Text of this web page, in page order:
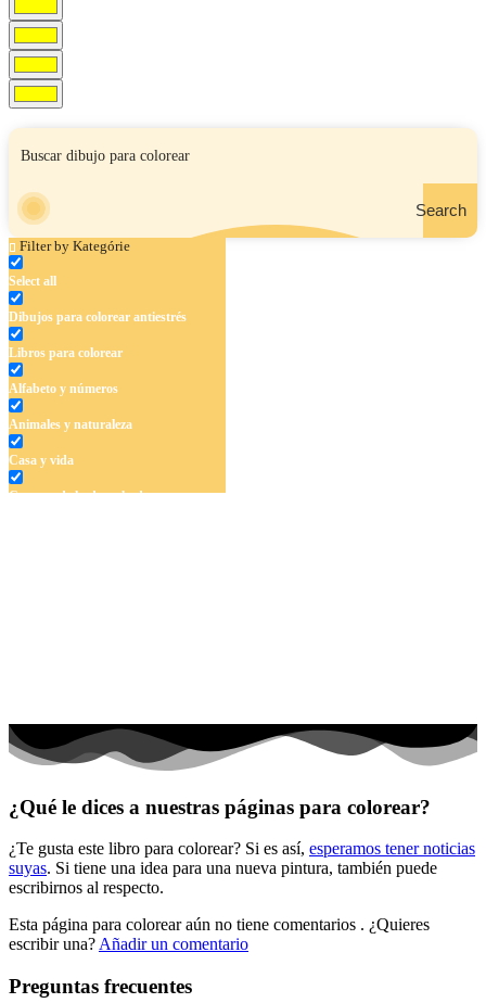
Search
Filter by Kategórie
Select all
Dibujos para colorear antiestrés
Libros para colorear
Alfabeto y números
Animales y naturaleza
Casa y vida
Cuentos de hadas y hadas
Halloween y otoño
Mandalas
Música e instrumentos musicales
Peluches y caballos
Primavera y pascua
Transporte
¿Qué le dices a nuestras páginas para colorear?
¿Te gusta este libro para colorear? Si es así, esperamos tener noticias
suyas. Si tiene una idea para una nueva pintura, también puede
escribirnos al respecto.
Esta página para colorear aún no tiene comentarios . ¿Quieres
escribir una? Añadir un comentario
Preguntas frecuentes